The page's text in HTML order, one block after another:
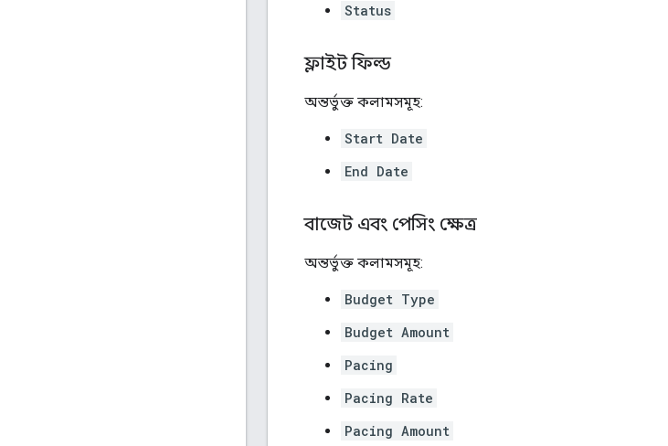
Status
ফ্লাইট ফিল্ড
অন্তর্ভুক্ত কলামসমূহ:
Start Date
End Date
বাজেট এবং পেসিং ক্ষেত্র
অন্তর্ভুক্ত কলামসমূহ:
Budget Type
Budget Amount
Pacing
Pacing Rate
Pacing Amount